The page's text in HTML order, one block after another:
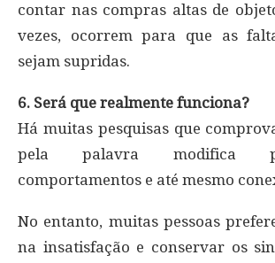
contar nas compras altas de
vezes, ocorrem para que as
sejam supridas.
6. Será que realmente funciona?
Há muitas pesquisas que
pela palavra modifica
comportamentos e até mesmo
No entanto, muitas pessoas
na insatisfação e conservar os